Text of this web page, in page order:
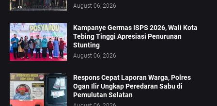
August 06, 2026
Kampanye Germas ISPS 2026, Wali Kota
Tebing Tinggi Apresiasi Penurunan
Stunting
August 06, 2026
Respons Cepat Laporan Warga, Polres
Ogan Ilir Ungkap Peredaran Sabu di
Pemulutan Selatan